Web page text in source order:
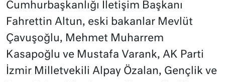
Cumhurbaşkanlığı İletişim Başkanı
Fahrettin Altun, eski bakanlar Mevlüt
Çavuşoğlu, Mehmet Muharrem
Kasapoğlu ve Mustafa Varank, AK Parti
İzmir Milletvekili Alpay Özalan, Gençlik ve